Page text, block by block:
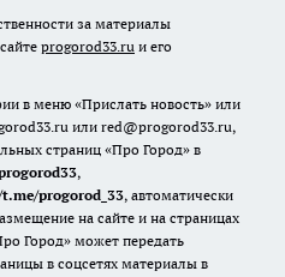
за материалы
progorod33.ru и его
в меню «Прислать новость» или
или red@progorod33.ru,
страниц «Про Город» в
,
progorod_33, автоматически
на сайте и на страницах
Город» может передать
в соцсетях материалы в